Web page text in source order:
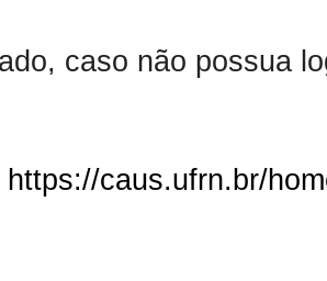
caso não possua
https://caus.ufrn.br/